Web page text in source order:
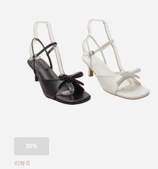
30%
리뷰 0